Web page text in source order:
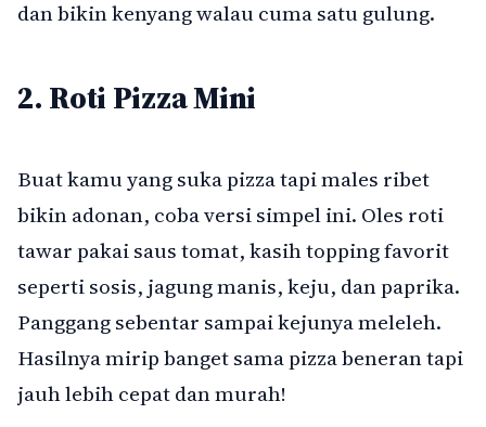
dan bikin kenyang walau cuma satu gulung.
2. Roti Pizza Mini
Buat kamu yang suka pizza tapi males ribet
bikin adonan, coba versi simpel ini. Oles roti
tawar pakai saus tomat, kasih topping favorit
seperti sosis, jagung manis, keju, dan paprika.
Panggang sebentar sampai kejunya meleleh.
Hasilnya mirip banget sama pizza beneran tapi
jauh lebih cepat dan murah!